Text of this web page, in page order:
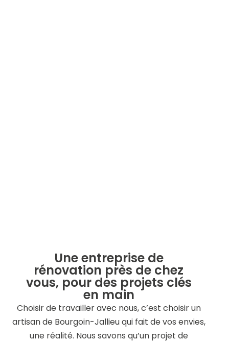
Une entreprise de
rénovation près de chez
vous, pour des projets clés
en main
Choisir de travailler avec nous, c’est choisir un
artisan de Bourgoin-Jallieu qui fait de vos envies,
une réalité. Nous savons qu’un projet de